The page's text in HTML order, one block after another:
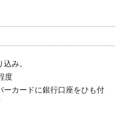
み。
度
ーカードに銀行口座をひも付